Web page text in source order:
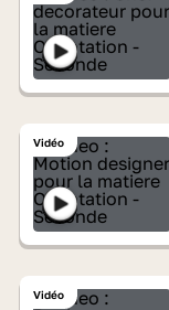
Vidéo
Vidéo